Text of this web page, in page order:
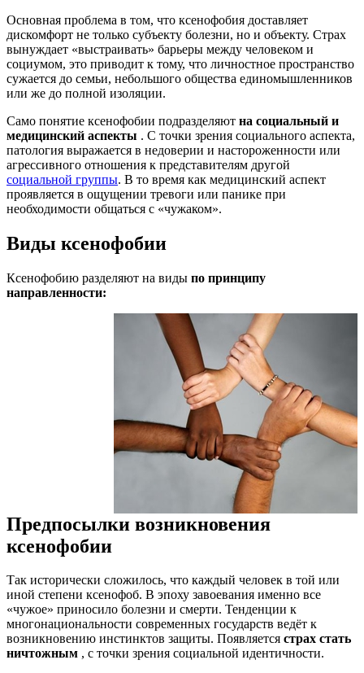
Основная проблема в том, что ксенофобия доставляет
дискомфорт не только субъекту болезни, но и объекту. Страх
вынуждает «выстраивать» барьеры между человеком и
социумом, это приводит к тому, что личностное пространство
сужается до семьи, небольшого общества единомышленников
или же до полной изоляции.
Само понятие ксенофобии подразделяют на социальный и
медицинский аспекты . С точки зрения социального аспекта,
патология выражается в недоверии и настороженности или
агрессивного отношения к представителям другой
социальной группы. В то время как медицинский аспект
проявляется в ощущении тревоги или панике при
необходимости общаться с «чужаком».
Виды ксенофобии
Ксенофобию разделяют на виды по принципу
направленности:
Предпосылки возникновения
ксенофобии
Так исторически сложилось, что каждый человек в той или
иной степени ксенофоб. В эпоху завоевания именно все
«чужое» приносило болезни и смерти. Тенденции к
многонациональности современных государств ведёт к
возникновению инстинктов защиты. Появляется страх стать
ничтожным , с точки зрения социальной идентичности.